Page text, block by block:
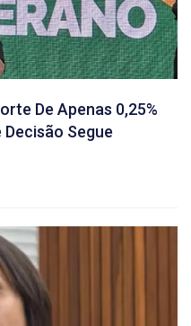
De Apenas 0,25%
Decisão Segue